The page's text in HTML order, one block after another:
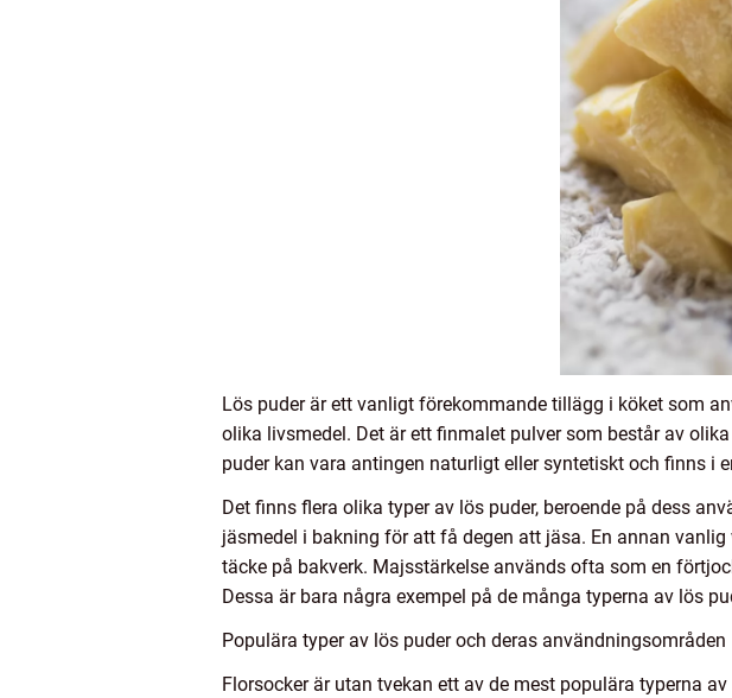
Lös puder är ett vanligt förekommande tillägg i köket som
olika livsmedel. Det är ett finmalet pulver som består av
puder kan vara antingen naturligt eller syntetiskt och finns i
Det finns flera olika typer av lös puder, beroende på dess
jäsmedel i bakning för att få degen att jäsa. En annan
täcke på bakverk. Majsstärkelse används ofta som en
Dessa är bara några exempel på de många typerna av lös
Populära typer av lös puder och deras användningsområden
Florsocker är utan tvekan ett av de mest populära typerna